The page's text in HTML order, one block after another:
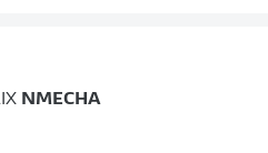
NMECHA